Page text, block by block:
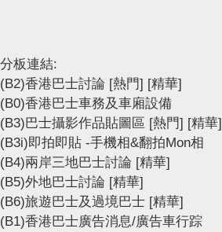
分板連結:
(B2)香港巴士討論 [熱門] [精華]
(B0)香港巴士車務及車廂設備
(B3)巴士攝影作品貼圖區 [熱門] [精華]
(B3i)即拍即貼 -手機相&翻拍Mon相
(B4)兩岸三地巴士討論 [精華]
(B5)外地巴士討論 [精華]
(B6)旅遊巴士及過境巴士 [精華]
(B1)香港巴士廣告消息/廣告車行踪